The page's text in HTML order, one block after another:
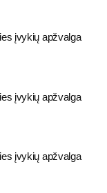
įvykių apžvalga
įvykių apžvalga
įvykių apžvalga